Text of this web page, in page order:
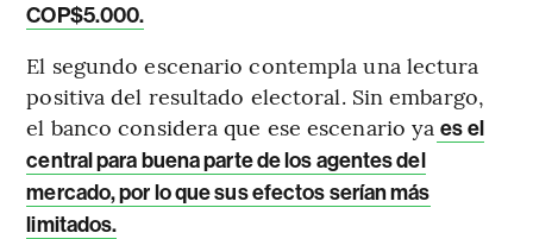
COP$5.000.
El segundo escenario contempla una lectura
positiva del resultado electoral. Sin embargo,
el banco considera que ese escenario ya es el
central para buena parte de los agentes del
mercado, por lo que sus efectos serían más
limitados.